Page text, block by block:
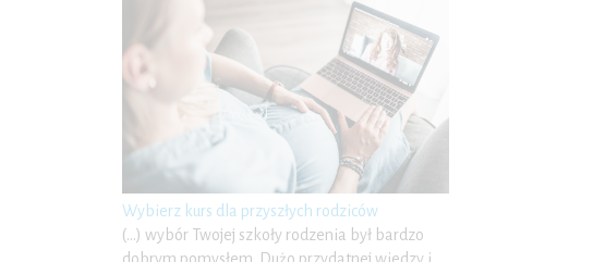
Wybierz kurs dla przyszłych rodziców
(…) wybór Twojej szkoły rodzenia był bardzo